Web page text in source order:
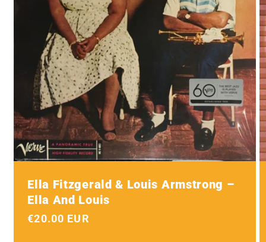
Ella Fitzgerald & Louis Armstrong ‎–
Ella And Louis
Prezzo
€20.00 EUR